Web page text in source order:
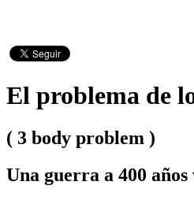
El problema de
( 3 body problem )
Una guerra a 400 años